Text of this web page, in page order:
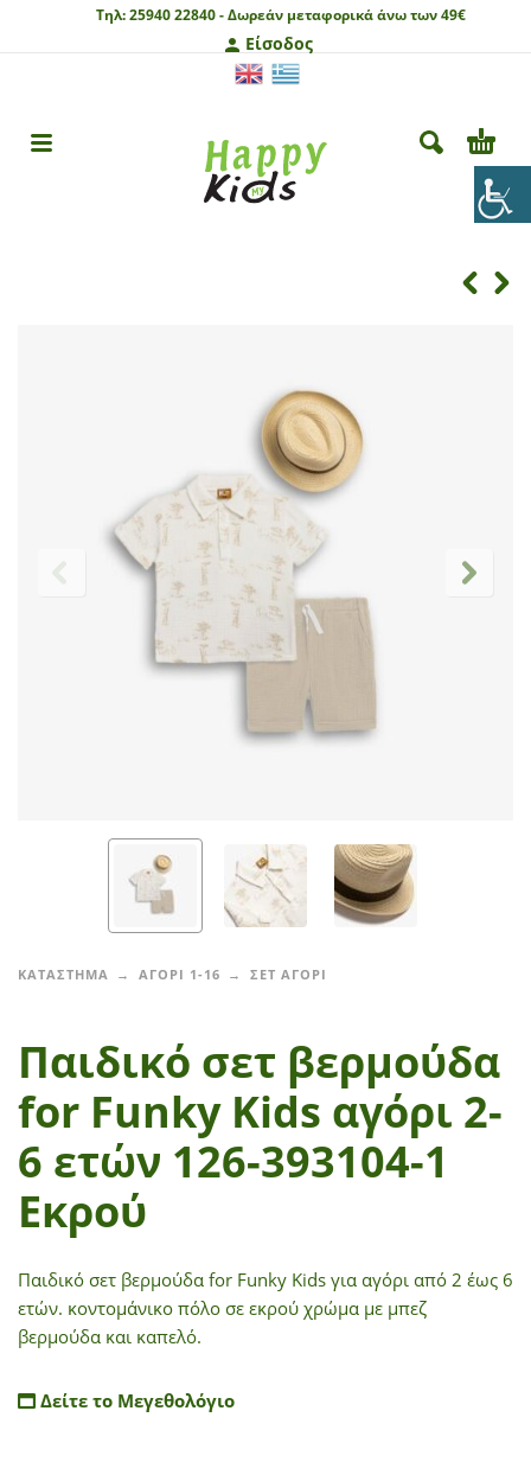
Τηλ:25940 22840 -Δωρεάν μεταφορικά άνω των 49€
Είσοδος
ΚΑΤΑΣΤΗΜΑ ΑΓΟΡΙ 1-16 ΣΕΤ ΑΓΟΡΙ
Παιδικό σετ βερμούδα
for Funky Kids αγόρι 2-
6 ετών 126-393104-1
Εκρού
Παιδικό σετ βερμούδα for Funky Kids για αγόρι από 2 έως 6
ετών. κοντομάνικο πόλο σε εκρού χρώμα με μπεζ
βερμούδα και καπελό.
Δείτε το Μεγεθολόγιο